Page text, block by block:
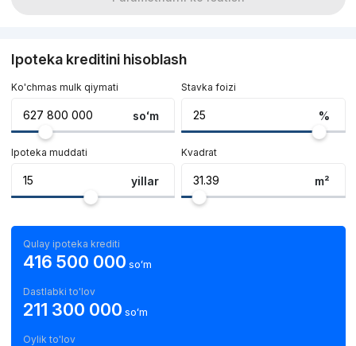
Ipoteka kreditini hisoblash
Ko'chmas mulk qiymati
soʻm
Ipoteka muddati
yillar
Stavka foizi
%
Kvadrat
m²
Qulay ipoteka krediti
416 500 000 soʻm
Dastlabki to'lov
211 300 000 soʻm
Oylik to'lov